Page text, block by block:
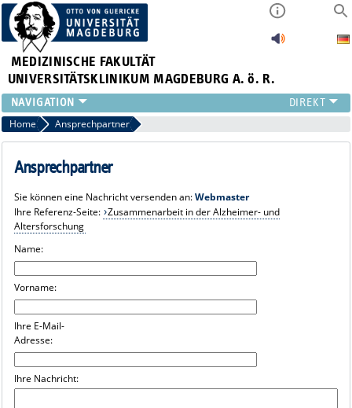
MEDIZINISCHE FAKULTÄT
UNIVERSITÄTSKLINIKUM MAGDEBURG A. ö. R.
INSTITUTE
KLINIKEN
ZENTRALE EINRICHTUNGEN
PRESSE
ÜBER UNS
INTRANET
Home Ansprechpartner
Ansprechpartner
Sie können eine Nachricht versenden an:Webmaster
Ihre Referenz-Seite: Zusammenarbeit in der Alzheimer- und
Altersforschung
Name:
Vorname:
Ihre E-Mail-
Adresse:
Ihre Nachricht: